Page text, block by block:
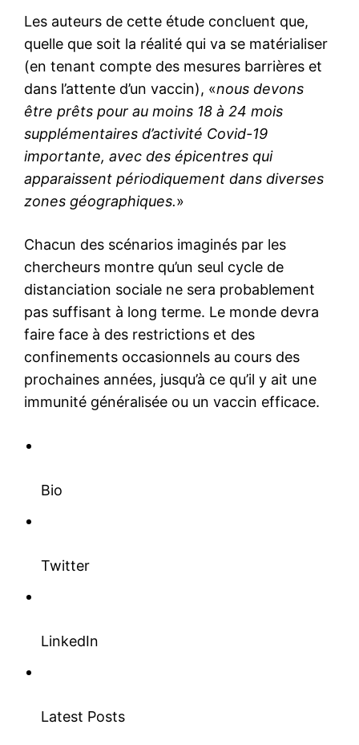
Les auteurs de cette étude concluent que,
quelle que soit la réalité qui va se matérialiser
(en tenant compte des mesures barrières et
dans l’attente d’un vaccin), «nous devons
être prêts pour au moins 18 à 24 mois
supplémentaires d’activité Covid-19
importante, avec des épicentres qui
apparaissent périodiquement dans diverses
zones géographiques.»
Chacun des scénarios imaginés par les
chercheurs montre qu’un seul cycle de
distanciation sociale ne sera probablement
pas suffisant à long terme. Le monde devra
faire face à des restrictions et des
confinements occasionnels au cours des
prochaines années, jusqu’à ce qu’il y ait une
immunité généralisée ou un vaccin efficace.
Bio
Twitter
LinkedIn
Latest Posts